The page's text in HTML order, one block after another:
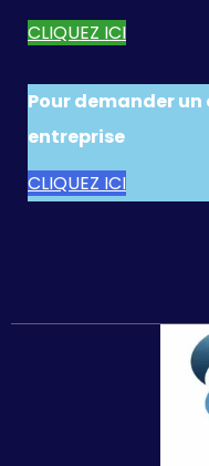
CLIQUEZ ICI
Pour demander
entreprise
CLIQUEZ ICI